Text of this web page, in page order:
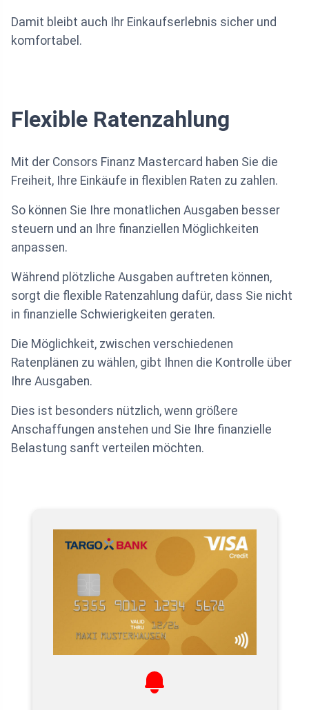
Damit bleibt auch Ihr Einkaufserlebnis sicher und
komfortabel.
Flexible Ratenzahlung
Mit der Consors Finanz Mastercard haben Sie die
Freiheit, Ihre Einkäufe in flexiblen Raten zu zahlen.
So können Sie Ihre monatlichen Ausgaben besser
steuern und an Ihre finanziellen Möglichkeiten
anpassen.
Während plötzliche Ausgaben auftreten können,
sorgt die flexible Ratenzahlung dafür, dass Sie nicht
in finanzielle Schwierigkeiten geraten.
Die Möglichkeit, zwischen verschiedenen
Ratenplänen zu wählen, gibt Ihnen die Kontrolle über
Ihre Ausgaben.
Dies ist besonders nützlich, wenn größere
Anschaffungen anstehen und Sie Ihre finanzielle
Belastung sanft verteilen möchten.